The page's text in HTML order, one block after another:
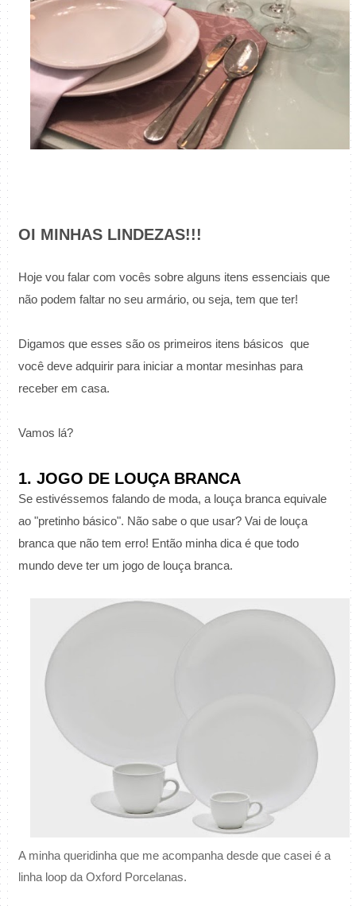
OI MINHAS LINDEZAS!!!
Hoje vou falar com vocês sobre alguns itens essenciais que
não podem faltar no seu armário, ou seja, tem que ter!
Digamos que esses são os primeiros itens básicos que
você deve adquirir para iniciar a montar mesinhas para
receber em casa.
Vamos lá?
1. JOGO DE LOUÇA BRANCA
Se estivéssemos falando de moda, a louça branca equivale
ao "pretinho básico". Não sabe o que usar? Vai de louça
branca que não tem erro! Então minha dica é que todo
mundo deve ter um jogo de louça branca.
A minha queridinha que me acompanha desde que casei é a
linha loop da Oxford Porcelanas.